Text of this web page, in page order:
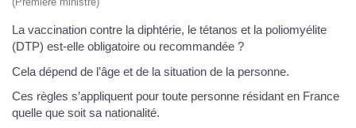
La vaccination contre la diphtérie, le tétanos et la poliomyélite
(DTP) est-elle obligatoire ou recommandée ?
Cela dépend de l’âge et de la situation de la personne.
Ces règles s’appliquent pour toute personne résidant en France
quelle que soit sa nationalité.